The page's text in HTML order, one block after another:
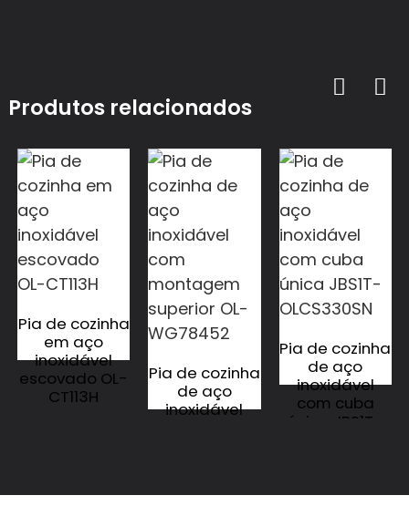
Produtos relacionados
Pia de cozinha
em aço
inoxidável
escovado OL-
CT113H
Pia de cozinha
de aço
inoxidável
Pia de cozinha
de aço
inoxidável
com cuba
única JBS1T-